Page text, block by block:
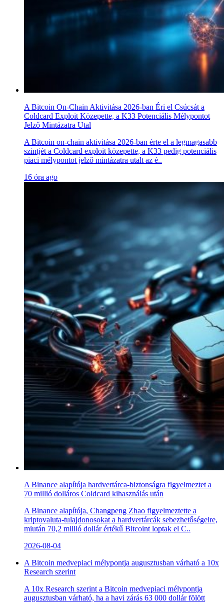
A Bitcoin On-Chain Aktivitása 2026-ban Éri el Csúcsát a
Coldcard Exploit Közepette, a K33 Potenciális Mélypontot
Jelző Mintázatra Utal
A Bitcoin on-chain aktivitása 2026-ban érte el a legmagasabb
szintjét a Coldcard exploit közepette, a K33 pedig potenciális
piaci mélypontot jelző mintázatra utalt az é..
16 óra ago
A Binance alapítója hardvertárca-biztonságra figyelmeztet a
70 millió dolláros Coldcard kihasználás után
A Binance alapítója, Changpeng Zhao figyelmeztette a
kriptovaluta-tulajdonosokat a hardvertárcák sebezhetőségeire,
miután 70,2 millió dollár értékű Bitcoint loptak el C..
2026-08-04
A Bitcoin medvepiaci mélypontja augusztusban várható a 10x
Research szerint
A 10x Research szerint a Bitcoin medvepiaci mélypontja
augusztusban várható, ha a havi zárás 63 000 dollár fölött